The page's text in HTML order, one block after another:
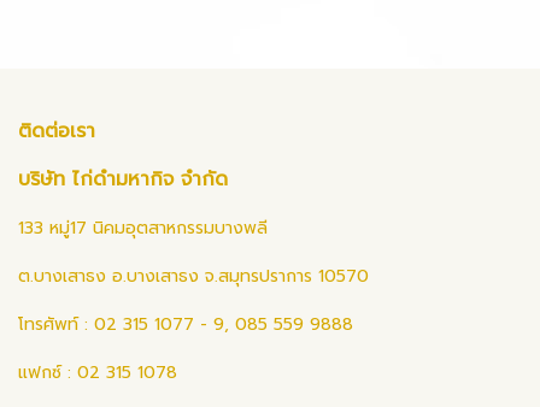
ติดต่อเรา
บริษัท ไก่ดำมหากิจ จำกัด
133 หมู่17 นิคมอุตสาหกรรมบางพลี
ต.บางเสาธง อ.บางเสาธง จ.สมุทรปราการ 10570
โทรศัพท์ : 02 315 1077 - 9, 085 559 9888
แฟกซ์ : 02 315 1078